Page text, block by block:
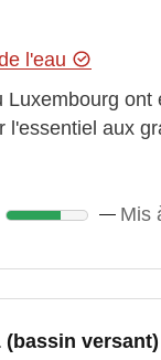
l'eau
l'essentiel aux
Mis
(bassin versant)